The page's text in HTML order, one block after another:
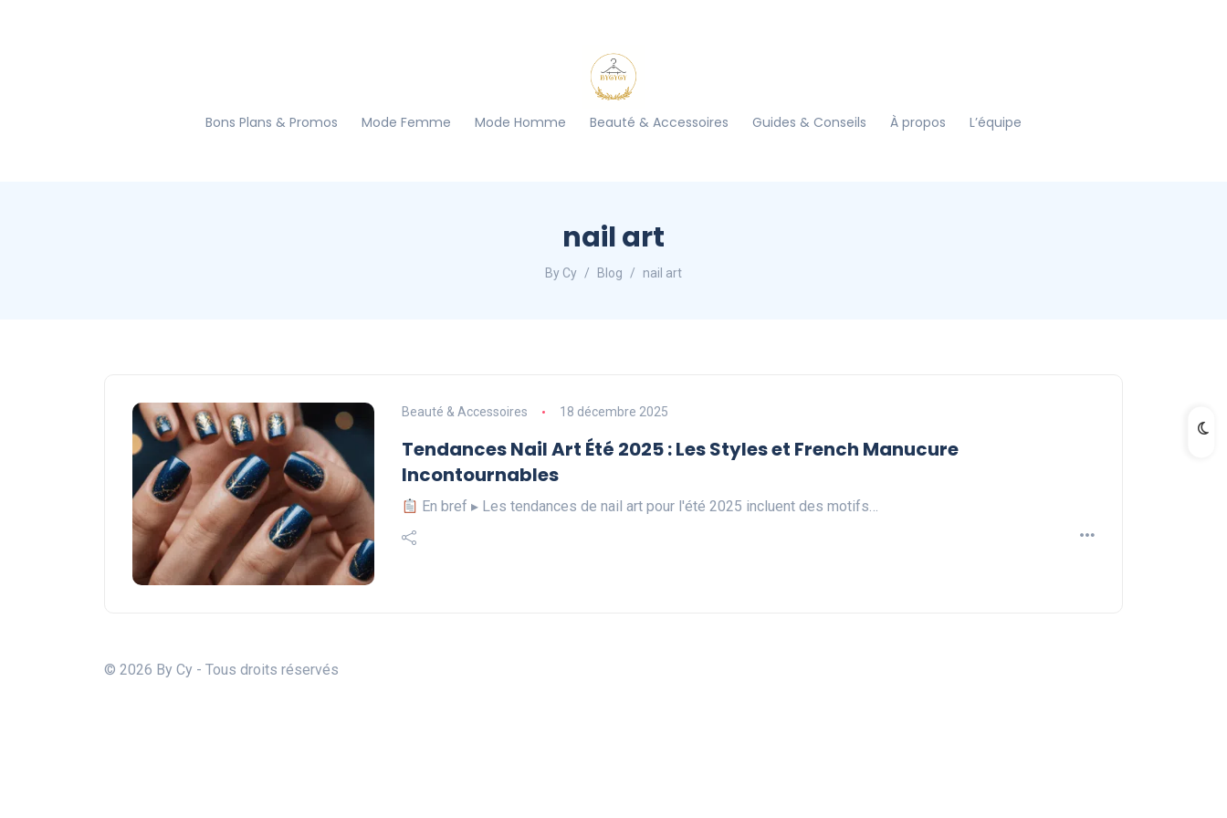
Bons Plans & Promos Mode Femme Mode Homme Beauté & Accessoires Guides & Conseils À propos L’équipe
nail art
By Cy Blog nail art
Beauté & Accessoires 18 décembre 2025
Tendances Nail Art Été 2025 : Les Styles et French Manucure
Incontournables
En bref ▸ Les tendances de nail art pour l'été 2025 incluent des motifs…
© 2026 By Cy - Tous droits réservés